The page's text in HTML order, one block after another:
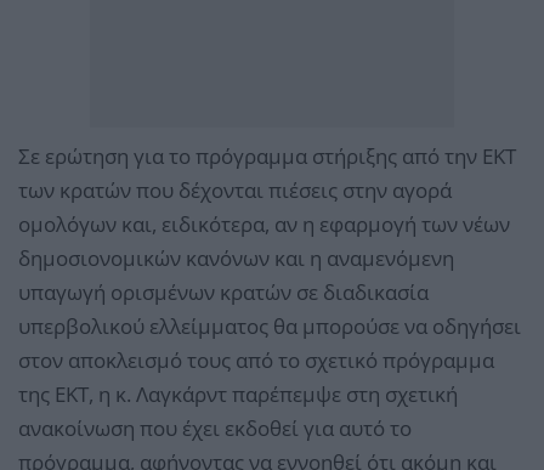
Σε ερώτηση για το πρόγραμμα στήριξης από την ΕΚΤ
των κρατών που δέχονται πιέσεις στην αγορά
ομολόγων και, ειδικότερα, αν η εφαρμογή των νέων
δημοσιονομικών κανόνων και η αναμενόμενη
υπαγωγή ορισμένων κρατών σε διαδικασία
υπερβολικού ελλείμματος θα μπορούσε να οδηγήσει
στον αποκλεισμό τους από το σχετικό πρόγραμμα
της ΕΚΤ, η κ. Λαγκάρντ παρέπεμψε στη σχετική
ανακοίνωση που έχει εκδοθεί για αυτό το
πρόγραμμα, αφήνοντας να εννοηθεί ότι ακόμη και